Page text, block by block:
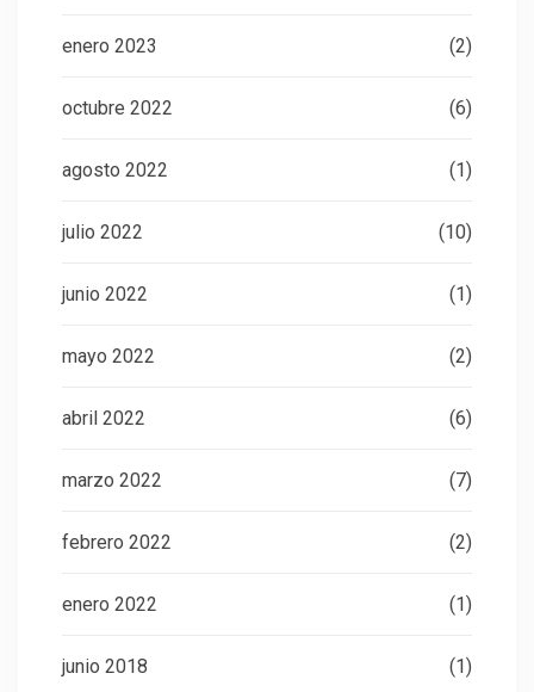
enero 2023 (2)
octubre 2022 (6)
agosto 2022 (1)
julio 2022 (10)
junio 2022 (1)
mayo 2022 (2)
abril 2022 (6)
marzo 2022 (7)
febrero 2022 (2)
enero 2022 (1)
junio 2018 (1)